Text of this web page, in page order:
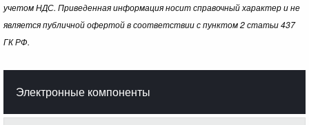
учетом НДС. Приведенная информация носит справочный характер и не
является публичной офертой в соответствии с пунктом 2 статьи 437
ГК РФ.
Электронные компоненты